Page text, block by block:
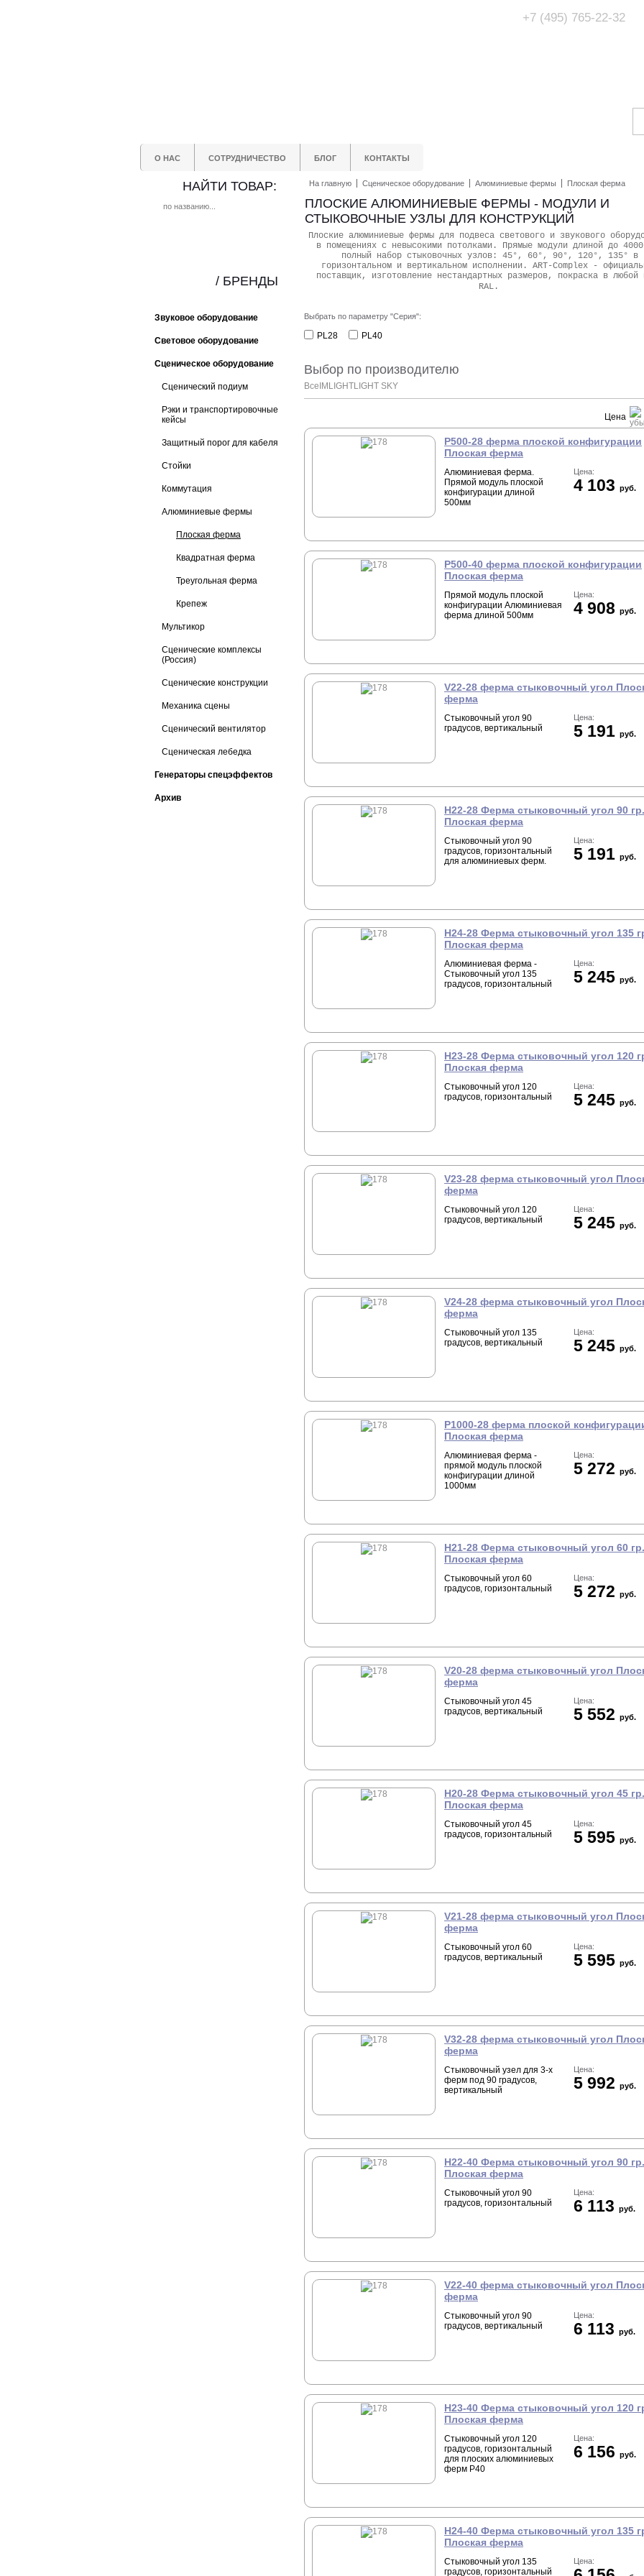
+7 (495) 765-22-32
О НАС СОТРУДНИЧЕСТВО БЛОГ КОНТАКТЫ
НАЙТИ ТОВАР:
Звуковое оборудование
Световое оборудование
Сценическое оборудование
Сценический подиум
Рэки и транспортировочные
кейсы
Защитный порог для кабеля
Стойки
Коммутация
Алюминиевые фермы
Плоская ферма
Квадратная ферма
Треугольная ферма
Крепеж
Мультикор
Сценические комплексы
(Россия)
Сценические конструкции
Механика сцены
Сценический вентилятор
Сценическая лебедка
Генераторы спецэффектов
Архив
/ БРЕНДЫ
На главную Сценическое оборудование Алюминиевые фермы Плоская ферма
ПЛОСКИЕ АЛЮМИНИЕВЫЕ ФЕРМЫ - МОДУЛИ И
СТЫКОВОЧНЫЕ УЗЛЫ ДЛЯ КОНСТРУКЦИЙ
Плоские алюминиевые фермы для подвеса светового и звукового
в помещениях с невысокими потолками. Прямые модули длиной до
полный набор стыковочных узлов: 45°, 60°, 90°, 120°, 135° в
горизонтальном и вертикальном исполнении. ART-Complex -
поставщик, изготовление нестандартных размеров, покраска в любой
RAL.
Выбрать по параметру "Серия":
PL28 PL40
Выбор по производителю
Все IMLIGHTLIGHT SKY
Цена
P500-28 ферма плоской конфигурации
Плоская ферма
Алюминиевая ферма.
Прямой модуль плоской
конфигурации длиной
500мм
Цена:
4 103 руб.
P500-40 ферма плоской конфигурации
Плоская ферма
Прямой модуль плоской
конфигурации Алюминиевая
ферма длиной 500мм
Цена:
4 908 руб.
V22-28 ферма стыковочный угол
ферма
Стыковочный угол 90
градусов, вертикальный
Цена:
5 191 руб.
Н22-28 Ферма стыковочный угол 90 гр.
Плоская ферма
Стыковочный угол 90
градусов, горизонтальный
для алюминиевых ферм.
Цена:
5 191 руб.
Н24-28 Ферма стыковочный угол 135
Плоская ферма
Алюминиевая ферма -
Стыковочный угол 135
градусов, горизонтальный
Цена:
5 245 руб.
Н23-28 Ферма стыковочный угол 120
Плоская ферма
Стыковочный угол 120
градусов, горизонтальный
Цена:
5 245 руб.
V23-28 ферма стыковочный угол
ферма
Стыковочный угол 120
градусов, вертикальный
Цена:
5 245 руб.
V24-28 ферма стыковочный угол
ферма
Стыковочный угол 135
градусов, вертикальный
Цена:
5 245 руб.
P1000-28 ферма плоской
Плоская ферма
Алюминиевая ферма -
прямой модуль плоской
конфигурации длиной
1000мм
Цена:
5 272 руб.
Н21-28 Ферма стыковочный угол 60 гр.
Плоская ферма
Стыковочный угол 60
градусов, горизонтальный
Цена:
5 272 руб.
V20-28 ферма стыковочный угол
ферма
Стыковочный угол 45
градусов, вертикальный
Цена:
5 552 руб.
Н20-28 Ферма стыковочный угол 45 гр.
Плоская ферма
Стыковочный угол 45
градусов, горизонтальный
Цена:
5 595 руб.
V21-28 ферма стыковочный угол
ферма
Стыковочный угол 60
градусов, вертикальный
Цена:
5 595 руб.
V32-28 ферма стыковочный угол
ферма
Стыковочный узел для 3-х
ферм под 90 градусов,
вертикальный
Цена:
5 992 руб.
H22-40 Ферма стыковочный угол 90 гр.
Плоская ферма
Стыковочный угол 90
градусов, горизонтальный
Цена:
6 113 руб.
V22-40 ферма стыковочный угол
ферма
Стыковочный угол 90
градусов, вертикальный
Цена:
6 113 руб.
H23-40 Ферма стыковочный угол 120
Плоская ферма
Стыковочный угол 120
градусов, горизонтальный
для плоских алюминиевых
ферм P40
Цена:
6 156 руб.
H24-40 Ферма стыковочный угол 135
Плоская ферма
Стыковочный угол 135
градусов, горизонтальный
Цена: